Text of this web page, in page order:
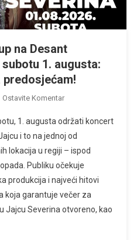
na Desant
1. augusta:
Ostavite KomentarNa
Pred
Nastup
Na
Desant
Festivalu
U
Jajcu,
1. augusta održati koncert
i to na jednoj od
lokacija u regiji – ispod
Publiku očekuje
produkcija i najveći hitovi
koja garantuje večer za
Jajcu Severina otvoreno, kao